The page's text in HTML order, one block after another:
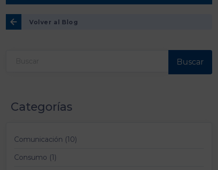
Volver al Blog
Buscar
Categorías
Comunicación (10)
Consumo (1)